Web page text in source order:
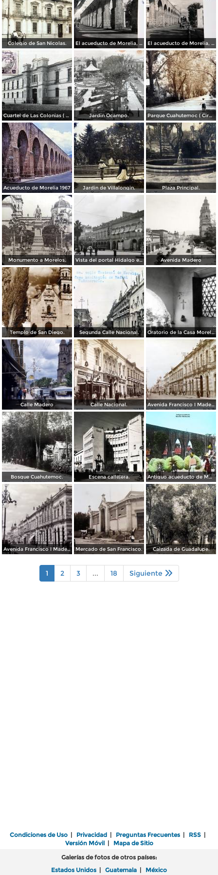
Colegio de San Nicolas. El acueducto de Morelia, Michoacán El acueducto de Morelia, Michoacán
Cuartel de Las Colonias ( Circulada el 1 de Abril de 1921 ). Jardin Ocampo. Parque Cuahutemoc ( Circulada el 24 de Junio de 1938 ).
Acueducto de Morelia 1967 Jardin de Villalongin. Plaza Principal.
Monumento a Morelos. Vista del portal Hidalgo en Morelia Michoacán ( Circulada el 6 de Abril de 1957 ). Avenida Madero
Templo de San Diego. Segunda Calle Nacional. Oratorio de la Casa Morelos
Calle Madero Calle Nacional. Avenida Francisco I Madero.
Bosque Cuahutemoc. Escena callejera. Antiguo acueducto de Morelia Michoacán.
Avenida Francisco I Madero. Mercado de San Francisco. Calzada de Guadalupe.
1 2 3 ... 18 Siguiente
Condiciones de Uso | Privacidad | Preguntas Frecuentes | RSS |
Versión Móvil| Mapa de Sitio
Galerías de fotos de otros países:
Estados Unidos | Guatemala | México